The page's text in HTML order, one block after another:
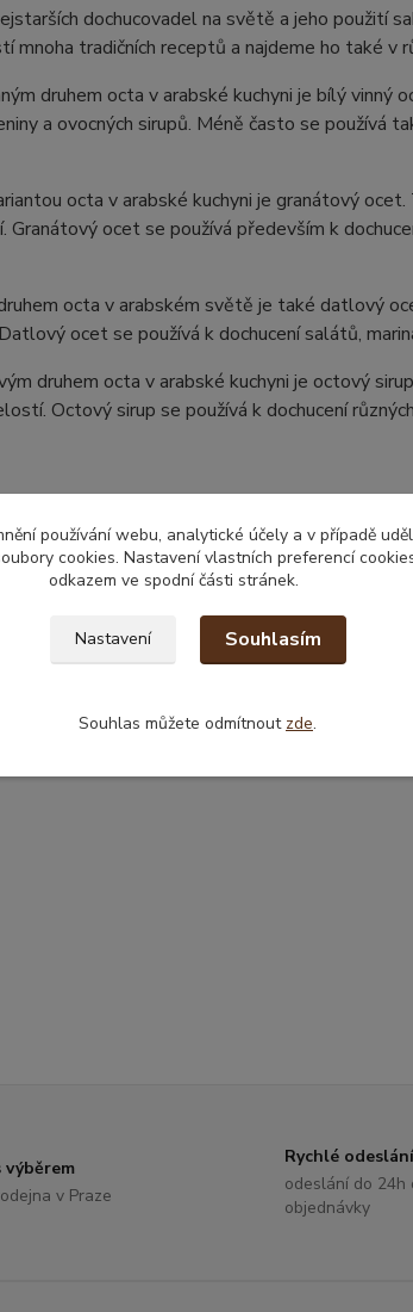
dochucovadel na světě a jeho použití
mnoha tradičních receptů a najdeme ho také v
druhem octa v arabské kuchyni je bílý vinný
a ovocných sirupů. Méně často se používá
octa v arabské kuchyni je granátový
Granátový ocet se používá především k
octa v arabském světě je také datlový
ocet se používá k dochucení salátů,
druhem octa v arabské kuchyni je octový
Octový sirup se používá k dochucení
výběrem
v Praze
Rychlé odeslání
odeslání do 24h
objednávky
používání webu, analytické účely a v případě
cookies. Nastavení vlastních preferencí
odkazem ve spodní části stránek.
Nastavení Souhlasím
Souhlas můžete odmítnout zde.